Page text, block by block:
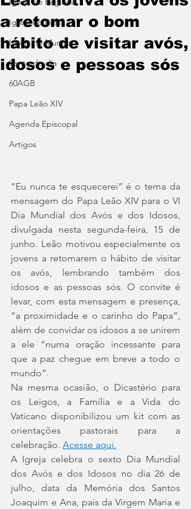
Igreja no Brasil
Igreja no Mundo
Santo do dia
60AGB
Papa Leão XIV
Agenda Episcopal
Artigos
a retomar o bom
hábito de visitar avós,
idosos e pessoas sós
“Eu nunca te esquecerei” é o tema da
mensagem do Papa Leão XIV para o VI
Dia Mundial dos Avós e dos Idosos,
divulgada nesta segunda-feira, 15 de
junho. Leão motivou especialmente os
jovens a retomarem o hábito de visitar
os avós, lembrando também dos
idosos e as pessoas sós. O convite é
levar, com esta mensagem e presença,
“a proximidade e o carinho do Papa”,
além de convidar os idosos a se unirem
a ele “numa oração incessante para
que a paz chegue em breve a todo o
mundo”.
Na mesma ocasião, o Dicastério para
os Leigos, a Família e a Vida do
Vaticano disponibilizou um kit com as
orientações pastorais para a
celebração. Acesse aqui.
A Igreja celebra o sexto Dia Mundial
dos Avós e dos Idosos no dia 26 de
julho, data da Memória dos Santos
Joaquim e Ana, pais da Virgem Maria e